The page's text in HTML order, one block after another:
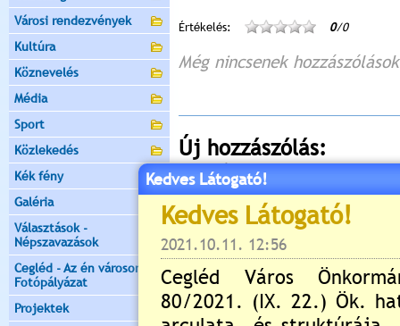
Városi rendezvények
Kultúra
Köznevelés
Média
Sport
Közlekedés
Kék fény
Galéria
Választások -
Népszavazások
Cegléd - Az én városom -
Fotópályázat
Projektek
Értékelés: 0/0
Még nincsenek hozzászólások
Új hozzászólás:
Kérjük jelentkezzen be,
Kedves Látogató!